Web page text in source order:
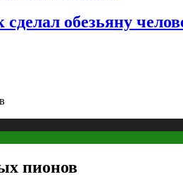
обезьяну
пионов